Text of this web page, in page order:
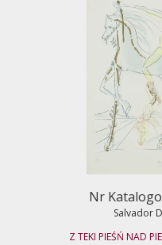
Nr
Salvador
Z TEKI PIEŚŃ NAD